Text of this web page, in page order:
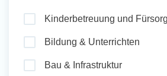
Initiativbewerbung
Kinderbetreuung und
Bildung & Unterrichten
Bau & Infrastruktur